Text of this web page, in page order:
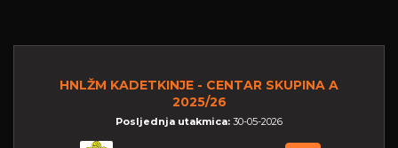
HNLŽM KADETKINJE - CENTAR SKUPINA A
2025/26
Posljednja utakmica: 30-05-2026